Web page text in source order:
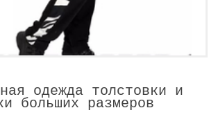
одежда толстовки и
больших размеров